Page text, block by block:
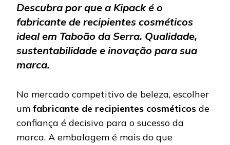
Descubra por que a Kipack é o
fabricante de recipientes cosméticos
ideal em Taboão da Serra. Qualidade,
sustentabilidade e inovação para sua
marca.
No mercado competitivo de beleza, escolher
um fabricante de recipientes cosméticos de
confiança é decisivo para o sucesso da
marca. A embalagem é mais do que